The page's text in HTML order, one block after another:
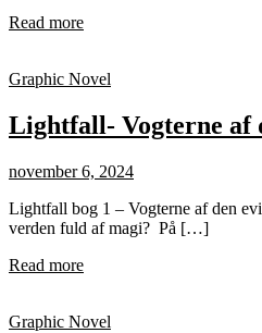
Read more
Graphic Novel
Lightfall- Vogterne af
november 6, 2024
Lightfall bog 1 – Vogterne af den
verden fuld af magi? På […]
Read more
Graphic Novel